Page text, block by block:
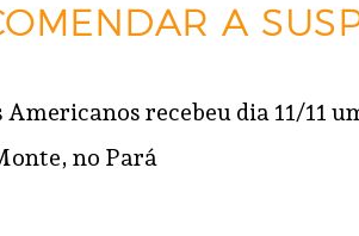
A
recebeu dia 11/11
no Pará